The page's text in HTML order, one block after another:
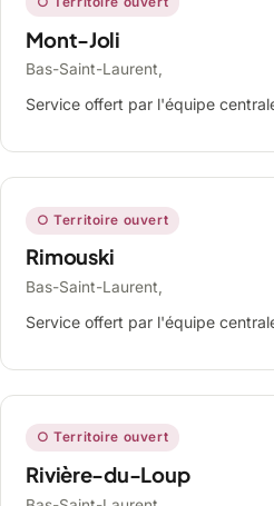
Mont-Joli
Bas-Saint-Laurent,
Service offert par l'équipe
○ Territoire ouvert
Rimouski
Bas-Saint-Laurent,
Service offert par l'équipe
○ Territoire ouvert
Rivière-du-Loup